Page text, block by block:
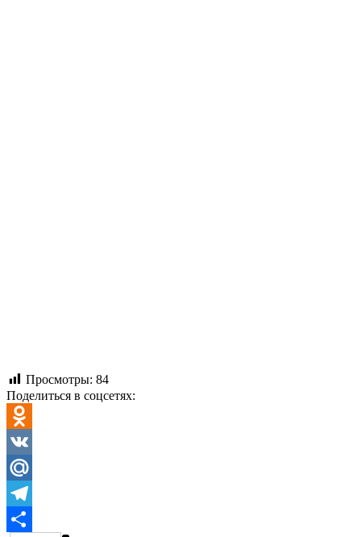
Просмотры: 84
Поделиться в соцсетях:
Odnoklassniki
VK
Mail.Ru
Telegram